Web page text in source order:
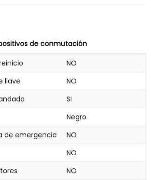
de conmutación
NO
llave
NO
SI
Negro
de emergencia
NO
NO
NO